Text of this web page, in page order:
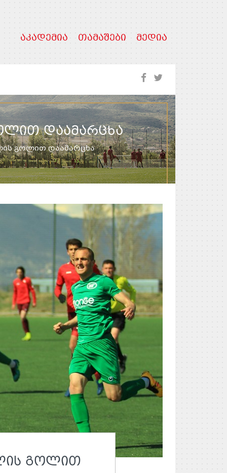
ᲐᲙᲐᲓᲔᲛᲘᲐ ᲗᲐᲛᲐᲨᲔᲑᲘ ᲛᲔᲓᲘᲐ
ᲓᲐᲐᲛᲐᲠᲪᲮᲐ
გოლით დაამარცხა
ᲒᲝᲚᲘᲗ